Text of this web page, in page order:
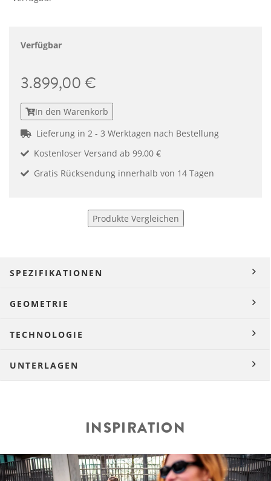
Verfügbar
3.899,00 €
In den Warenkorb
Lieferung in 2 - 3 Werktagen nach Bestellung
Kostenloser Versand ab 99,00 €
Gratis Rücksendung innerhalb von 14 Tagen
Produkte Vergleichen
SPEZIFIKATIONEN
GEOMETRIE
TECHNOLOGIE
UNTERLAGEN
INSPIRATION